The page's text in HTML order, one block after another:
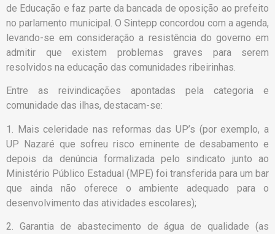
de Educação e faz parte da bancada de oposição ao prefeito
no parlamento municipal. O Sintepp concordou com a agenda,
levando-se em consideração a resistência do governo em
admitir que existem problemas graves para serem
resolvidos na educação das comunidades ribeirinhas.
Entre as reivindicações apontadas pela categoria e
comunidade das ilhas, destacam-se:
1. Mais celeridade nas reformas das UP’s (por exemplo, a
UP Nazaré que sofreu risco eminente de desabamento e
depois da denúncia formalizada pelo sindicato junto ao
Ministério Público Estadual (MPE) foi transferida para um bar
que ainda não oferece o ambiente adequado para o
desenvolvimento das atividades escolares);
2. Garantia de abastecimento de água de qualidade (as